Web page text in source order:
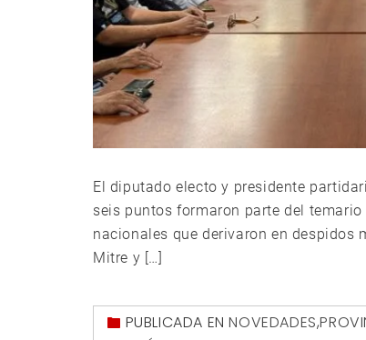
El diputado electo y presidente
seis puntos formaron parte del
nacionales que derivaron en despidos
Mitre y […]
PUBLICADA ENNOVEDADES,